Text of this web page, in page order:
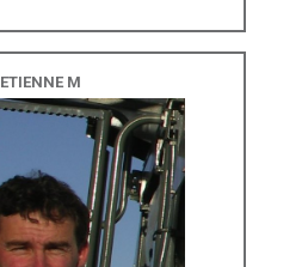
ETIENNE M